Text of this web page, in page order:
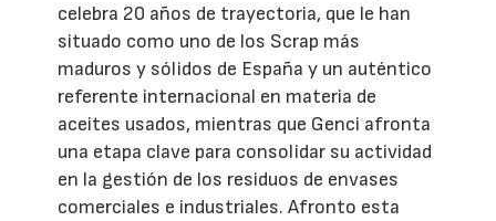
celebra 20 años de trayectoria, que le han
situado como uno de los Scrap más
maduros y sólidos de España y un auténtico
referente internacional en materia de
aceites usados, mientras que Genci afronta
una etapa clave para consolidar su actividad
en la gestión de los residuos de envases
comerciales e industriales. Afronto esta